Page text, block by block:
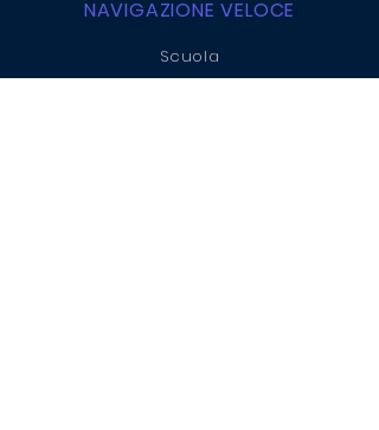
NAVIGAZIONE VELOCE
Scuola